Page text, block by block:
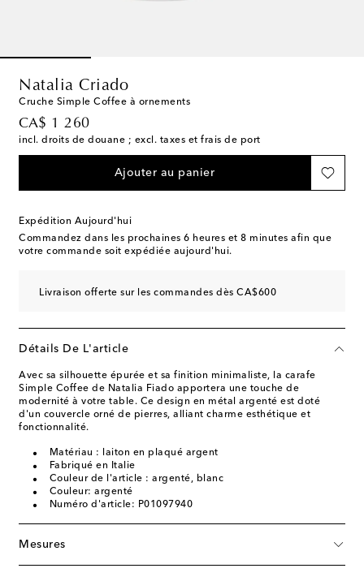
Natalia Criado
Cruche Simple Coffee à ornements
CA$ 1 260
original price
incl. droits de douane ; excl. taxes et frais de port
Ajouter au panier
Expédition Aujourd'hui
Commandez dans les prochaines 6 heures et 8 minutes afin que
votre commande soit expédiée aujourd'hui.
Livraison offerte sur les commandes dès CA$600
Détails De L'article
Avec sa silhouette épurée et sa finition minimaliste, la carafe
Simple Coffee de Natalia Fiado apportera une touche de
modernité à votre table. Ce design en métal argenté est doté
d'un couvercle orné de pierres, alliant charme esthétique et
fonctionnalité.
Matériau : laiton en plaqué argent
Fabriqué en Italie
Couleur de l'article : argenté, blanc
Couleur: argenté
Numéro d'article: P01097940
Mesures